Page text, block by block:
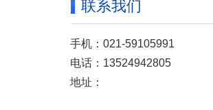
联系我们
手机：021-59105991
电话：13524942805
地址：